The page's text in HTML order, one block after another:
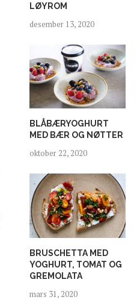
LØYROM
desember 13, 2020
BLÅBÆRYOGHURT
MED BÆR OG NØTTER
oktober 22, 2020
BRUSCHETTA MED
YOGHURT, TOMAT OG
GREMOLATA
mars 31, 2020